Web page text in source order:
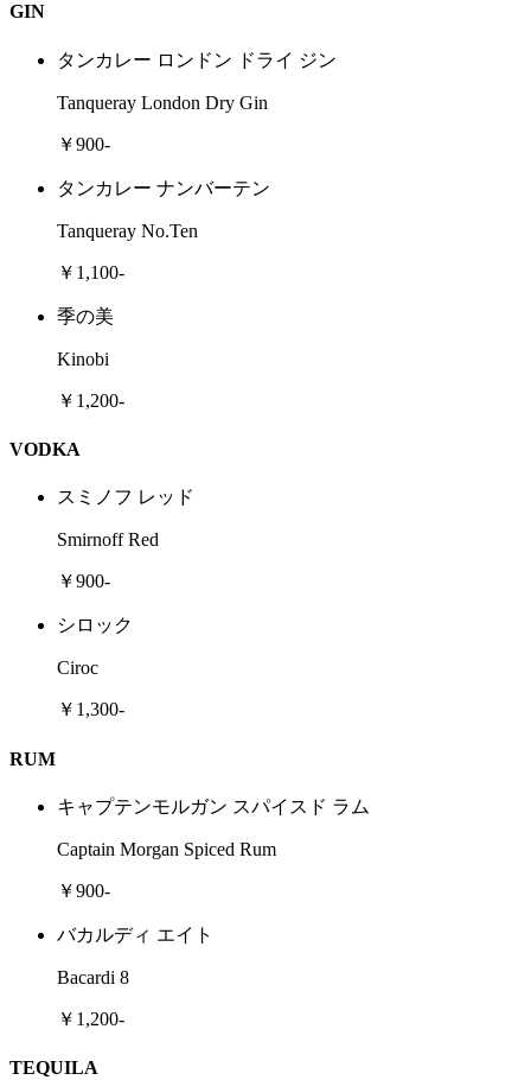
GIN
タンカレー ロンドン ドライ ジン
Tanqueray London Dry Gin
￥900-
タンカレー ナンバーテン
Tanqueray No.Ten
￥1,100-
季の美
Kinobi
￥1,200-
VODKA
スミノフ レッド
Smirnoff Red
￥900-
シロック
Ciroc
￥1,300-
RUM
キャプテンモルガン スパイスド ラム
Captain Morgan Spiced Rum
￥900-
バカルディ エイト
Bacardi 8
￥1,200-
TEQUILA